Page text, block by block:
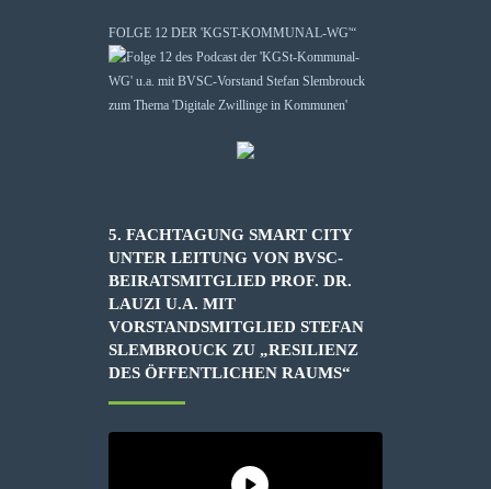
FOLGE 12 DER 'KGST-KOMMUNAL-WG'“
5. FACHTAGUNG SMART CITY
UNTER LEITUNG VON BVSC-
BEIRATSMITGLIED PROF. DR.
LAUZI U.A. MIT
VORSTANDSMITGLIED STEFAN
SLEMBROUCK ZU „RESILIENZ
DES ÖFFENTLICHEN RAUMS“